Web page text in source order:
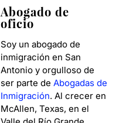
Abogado de
oficio
Soy un abogado de
inmigración en San
Antonio y orgulloso de
ser parte de Abogadas de
Inmigración. Al crecer en
McAllen, Texas, en el